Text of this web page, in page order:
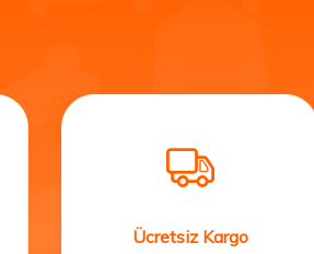
Ücretsiz Kargo